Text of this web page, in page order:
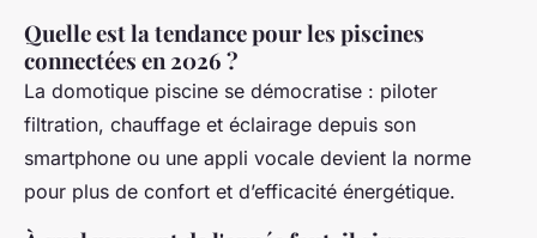
Quelle est la tendance pour les piscines
connectées en 2026 ?
La domotique piscine se démocratise : piloter
filtration, chauffage et éclairage depuis son
smartphone ou une appli vocale devient la norme
pour plus de confort et d’efficacité énergétique.